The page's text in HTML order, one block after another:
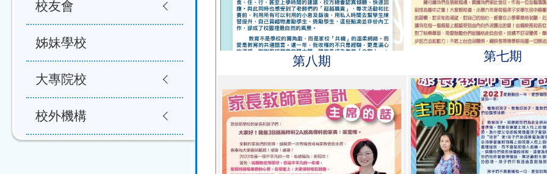
第八期 第七期
校友會
姊妹學校
大專院校
校外機構